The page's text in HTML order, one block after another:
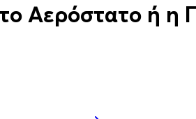
Αερόστατο ή η